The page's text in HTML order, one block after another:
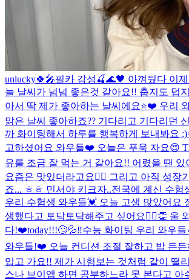
unlucky🍀🎤필카 감성🍒🌊🖤 아껴뒀다 이
늘 날씨가 넘넘 좋은것 같아요!! 춥지도 덥
아서 딱 제가 좋아하는 날씨에요⭐️❤️ 우리
맑은 날씨 좋아하죠?? 기다리고 기다리던
까 화이팅해서 하루를 행복하게 보내봐요 :)
고하셨어요 와우들❤️ 오늘은 푸욱 자요😍
유를 조금 잘 먹는 거 같아요!! 어렸을 땐 있
요즘은 맛있더라고요👍🏻 그리고 아직 성장
죠... ㅎㅎ 민서야 키크자..전국에 계신 수험
우리 수험생 와우들💓 오늘 고생 많았어요
생했다고 토닥토닥해주고 싶어요🙆‍♀️👏 울
다!❤️today!!!🙄💦‼️수능 화이팅 우리 와우들
와우들!❤️ 오늘 컨디션 조절 잘하고 밥 든든
입고 가요!! 제가 시험보는 것처럼 같이 떨
스나 브이앱 하면 공부하느라 못 본다고 아